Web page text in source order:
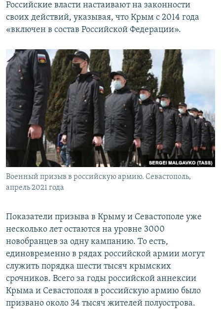
Российские власти настаивают на законности
своих действий, указывая, что Крым с 2014 года
«включен в состав Российской Федерации».
Военный призыв в российскую армию. Севастополь,
апрель 2021 года
Показатели призыва в Крыму и Севастополе уже
несколько лет остаются на уровне 3000
новобранцев за одну кампанию. То есть,
единовременно в рядах российской армии могут
служить порядка шести тысяч крымских
срочников. Всего за годы российской аннексии
Крыма и Севастополя в российскую армию было
призвано около 34 тысяч жителей полуострова.